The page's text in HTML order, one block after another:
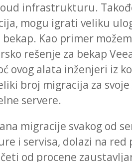
infrastrukturu.
mogu igrati veliku
Kao primer
rešenje za bekap
ovog alata inženjeri iz
broj migracija za
servere.
migracije svakog od
i servisa, dolazi na red
od procene